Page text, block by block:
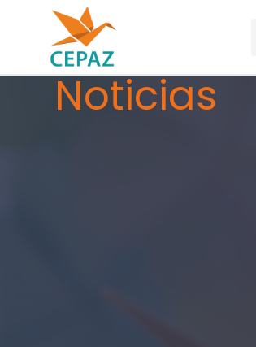
Noticias